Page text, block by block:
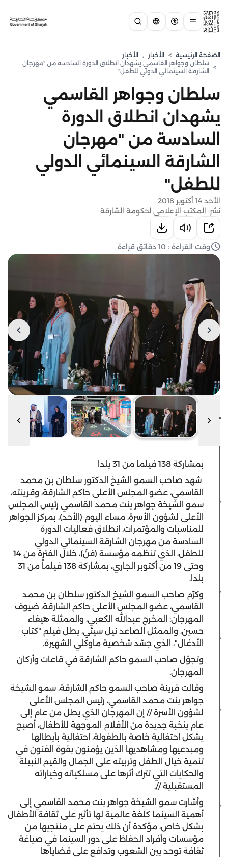
الصفحة الرئيسية > الأخبار , الأخبار
>
سلطان وجواهر القاسمي يشهدان انطلاق الدورة السادسة من "مهرجان
الشارقة السينمائي الدولي للطفل"
سلطان وجواهر القاسمي
يشهدان انطلاق الدورة
السادسة من "مهرجان
الشارقة السينمائي الدولي
للطفل"
الأحد 14 أكتوبر 2018
نشر: المكتب الإعلامي لحكومة الشارقة
وقت القراءة : 10 دقائق قراءة
بمشاركة 138 فيلماً من 31 بلداً
شهد صاحب السمو الشيخ الدكتور سلطان بن محمد
القاسمي، عضو المجلس الأعلى حاكم الشارقة، وقرينته،
سمو الشيخة جواهر بنت محمد القاسمي رئيس المجلس
الأعلى لشؤون الأسرة، مساء اليوم (الأحد)، بمركز الجواهر
للمناسبات والمؤتمرات، انطلاق فعاليات الدورة
السادسة من مهرجان الشارقة السينمائي الدولي
للطفل، الذي تنظمه مؤسسة (فنّ)، خلال الفترة من 14
وحتى 19 من أكتوبر الجاري، بمشاركة 138 فيلماً من 31
بلداً.
وكرّم صاحب السمو الشيخ الدكتور سلطان بن محمد
القاسمي، عضو المجلس الأعلى حاكم الشارقة، ضيوف
المهرجان: المخرج عبدالله الكعبي، والممثلة هيفاء
حسين، والممثل الصاعد نيل سيثي، بطل فيلم "كتاب
الأدغال"، الذي جسّد شخصية ماوكلي الشهيرة.
وتجوّل صاحب السمو حاكم الشارقة في قاعات وأركان
المهرجان.
وقالت قرينة صاحب السمو حاكم الشارقة، سمو الشيخة
جواهر بنت محمد القاسمي، رئيس المجلس الأعلى
لشؤون الأسرة // إن المهرجان الذي يطل من عام إلى
عام بنخبة جديدة من الأفلام الموجهة للأطفال، أصبح
يشكل احتفالية خاصة بالطفولة، احتفالية بأبطالها
ومبدعيها ومشاهديها الذين يؤمنون بقوة الفنون في
تنمية خيال الطفل وتربيته على الجمال والقيم النبيلة
والحكايات التي تترك أثرها على مسلكياته وخياراته
المستقبلية //.
وأشارت سمو الشيخة جواهر بنت محمد القاسمي إلى
أهمية السينما كلغة عالمية لها تأثير على ثقافة الأطفال
بشكل خاص، مؤكدة أن ذلك يحتم على منتجيها من
مؤسسات وأفراد الحفاظ على دور السينما في صياغة
ثقافة توحد بين الشعوب وتدافع على قضاياها